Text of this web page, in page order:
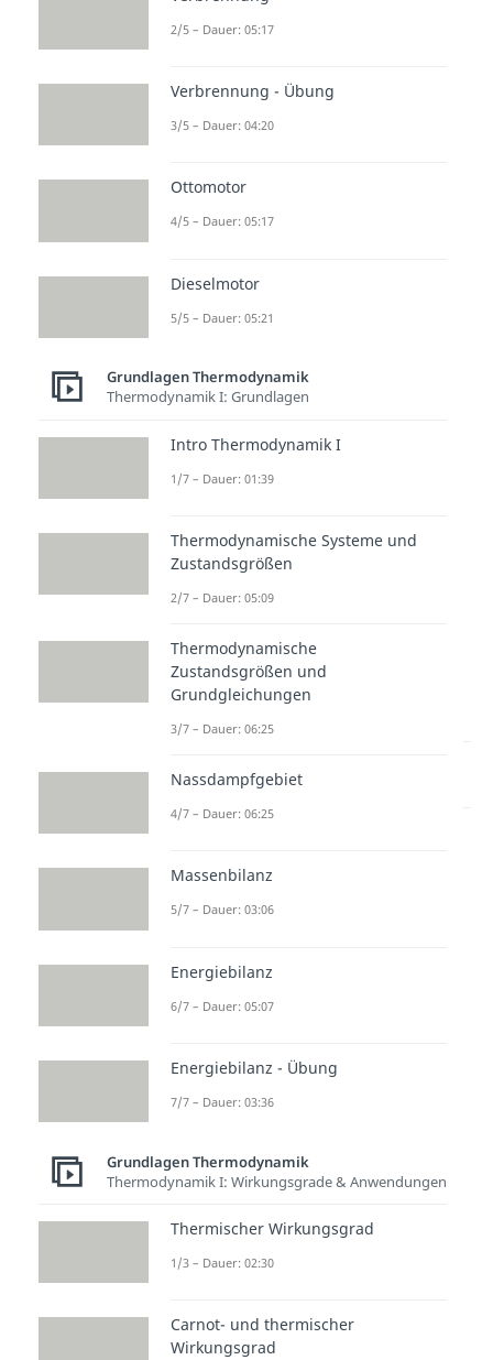
zur Videoseite: Exotherme und
Beliebte Inhalte aus dem
Exother
Reaktio
n
03:46
Energie
mm
Dauer:
Reaktio
zur Videoseite: Exotherme und
endotherme Reaktion
Entdecke hier deine Chancen.
Thermodynamik
Chemische Energie
Reaktion
Dauer: 02:30
Dauer: 03:46
Energiediagramm
Reaktion
Dauer: 02:20
2/5 – Dauer: 05:17
Verbrennung - Übung
3/5 – Dauer: 04:20
Ottomotor
4/5 – Dauer: 05:17
Dieselmotor
5/5 – Dauer: 05:21
Grundlagen Thermodynamik
Thermodynamik I: Grundlagen
Intro Thermodynamik I
1/7 – Dauer: 01:39
Thermodynamische Systeme und
Zustandsgrößen
2/7 – Dauer: 05:09
Thermodynamische
Zustandsgrößen und
Grundgleichungen
3/7 – Dauer: 06:25
Nassdampfgebiet
4/7 – Dauer: 06:25
Massenbilanz
5/7 – Dauer: 03:06
Energiebilanz
6/7 – Dauer: 05:07
Energiebilanz - Übung
7/7 – Dauer: 03:36
Grundlagen Thermodynamik
Thermodynamik I: Wirkungsgrade & Anwendungen
Thermischer Wirkungsgrad
1/3 – Dauer: 02:30
Carnot- und thermischer
Wirkungsgrad